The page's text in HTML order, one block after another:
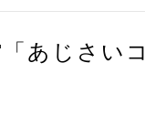
あじさい